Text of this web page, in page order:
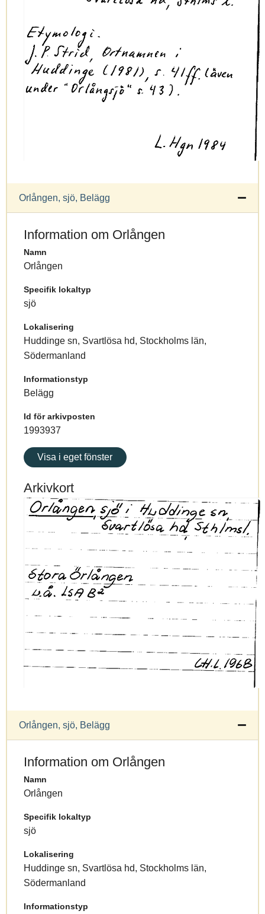
Orlången, sjö, Belägg
Information om Orlången
Namn
Orlången
Specifik lokaltyp
sjö
Lokalisering
Huddinge sn, Svartlösa hd, Stockholms län,
Södermanland
Informationstyp
Belägg
Id för arkivposten
1993937
Visa i eget fönster
Arkivkort
Orlången, sjö, Belägg
Information om Orlången
Namn
Orlången
Specifik lokaltyp
sjö
Lokalisering
Huddinge sn, Svartlösa hd, Stockholms län,
Södermanland
Informationstyp